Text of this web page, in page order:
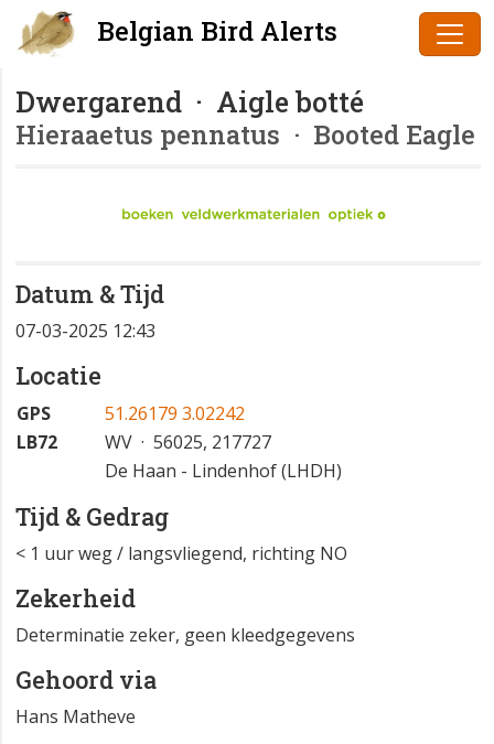
Belgian Bird Alerts
Dwergarend · Aigle botté
Hieraaetus pennatus · Booted Eagle
Datum & Tijd
07-03-2025 12:43
Locatie
GPS
51.26179 3.02242
LB72
WV · 56025, 217727
De Haan - Lindenhof (LHDH)
Tijd & Gedrag
< 1 uur weg / langsvliegend, richting NO
Zekerheid
Determinatie zeker, geen kleedgegevens
Gehoord via
Hans Matheve